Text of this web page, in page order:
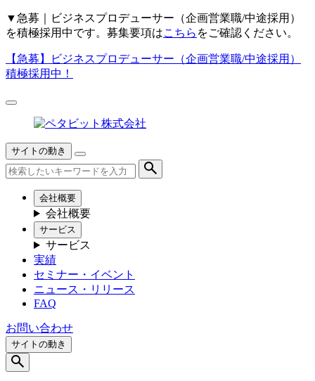
▼ 急募｜ビジネスプロデューサー（企画営業職/中途採用）
を積極採用中です。募集要項はこちら をご確認ください。
【急募】
ビジネスプロデューサー（企画営業職/中途採用）
積極採用中！
サイトの動き
会社概要
会社概要
サービス
サービス
実績
セミナー・イベント
ニュース・リリース
FAQ
お問い合わせ
サイトの動き